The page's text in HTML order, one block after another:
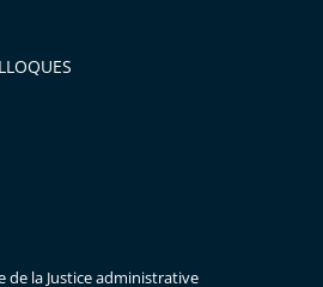
de la Justice administrative